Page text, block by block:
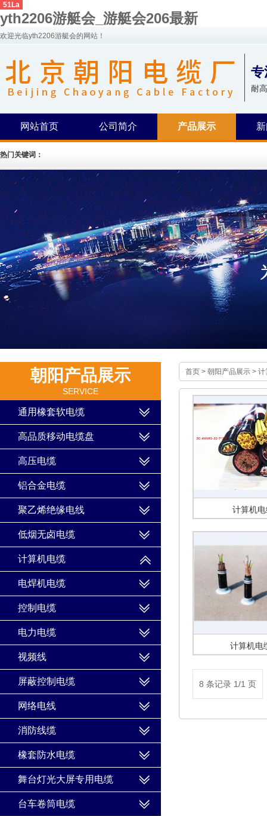
51La
yth2206游艇会_游艇会206最新
欢迎光临yth2206游艇会的网站！
专
耐
网站首页 公司简介 产品展示
热门关键词：
首页 > 朝阳产品展示 > 计
计算机
计算机电
8 条记录 1/1 页
朝阳产品展示
SERVICE
通用橡套软电缆
高品质移动电缆盘
高压电缆
铝合金电缆
聚乙烯绝缘电线
低烟无卤电缆
计算机电缆
电焊机电缆
控制电缆
电力电缆
视频线
屏蔽控制电缆
网络电线
消防线缆
橡套防水电缆
舞台灯光大屏专用电缆
台车卷筒电缆